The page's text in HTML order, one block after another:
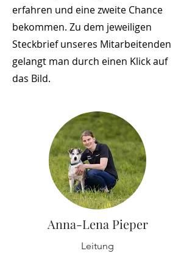
erfahren und eine zweite Chance
bekommen. Zu dem jeweiligen
Steckbrief unseres Mitarbeitenden
gelangt man durch einen Klick auf
das Bild.
Anna-Lena Pieper
Leitung